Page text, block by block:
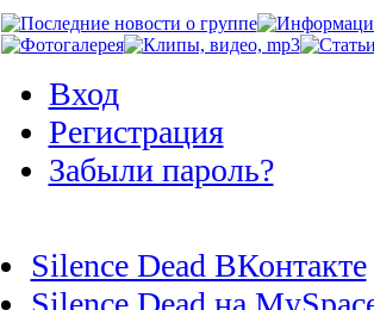
Вход
Регистрация
Забыли пароль?
Silence Dead ВКонтакте